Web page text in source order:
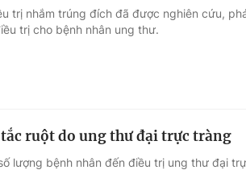
Du lịch
Làm đẹp
trị nhắm trúng đích đã được nghiên cứu,
trị cho bệnh nhân ung thư.
ruột do ung thư đại trực tràng
lượng bệnh nhân đến điều trị ung thư đại